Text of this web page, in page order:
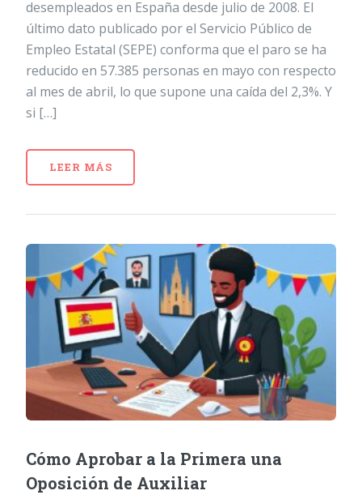
desempleados en España desde julio de 2008. El
último dato publicado por el Servicio Público de
Empleo Estatal (SEPE) conforma que el paro se ha
reducido en 57.385 personas en mayo con respecto
al mes de abril, lo que supone una caída del 2,3%. Y
si […]
LEER MÁS
Cómo Aprobar a la Primera una
Oposición de Auxiliar